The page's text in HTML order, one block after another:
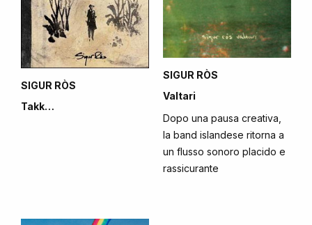
SIGUR RÒS
Takk…
SIGUR RÒS
Valtari
Dopo una pausa creativa,
la band islandese ritorna a
un flusso sonoro placido e
rassicurante